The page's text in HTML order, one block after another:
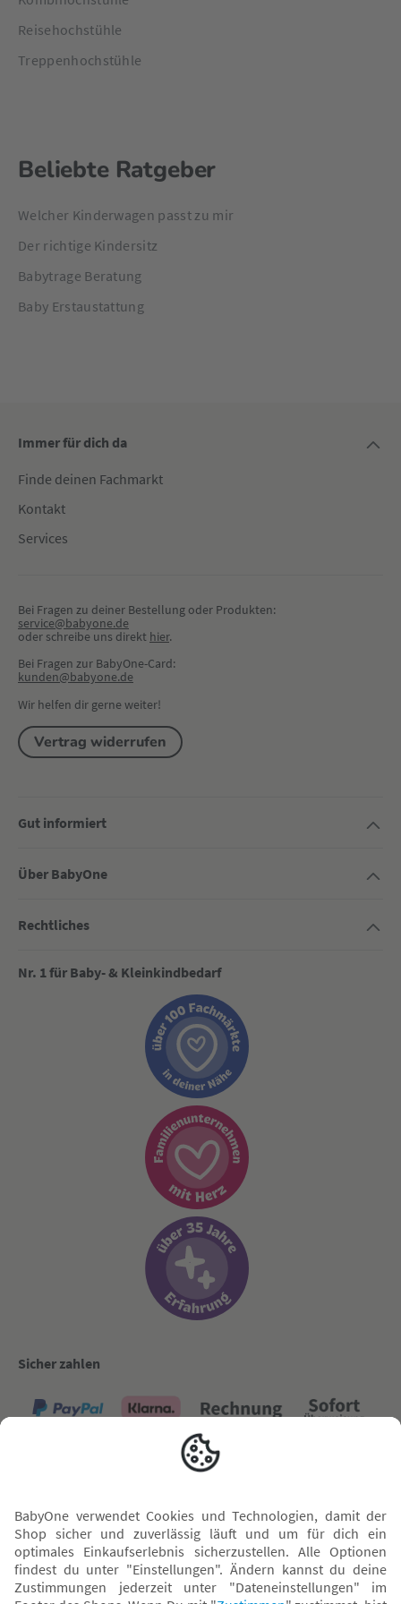
Reisehochstühle
Treppenhochstühle
Beliebte Ratgeber
Welcher Kinderwagen passt zu mir
Der richtige Kindersitz
Babytrage Beratung
Baby Erstaustattung
Immer für dich da
Finde deinen Fachmarkt
Kontakt
Services
Bei Fragen zu deiner Bestellung oder Produkten:
service@babyone.de
oder schreibe uns direkt hier.
Bei Fragen zur BabyOne-Card:
kunden@babyone.de
Wir helfen dir gerne weiter!
Vertrag widerrufen
Gut informiert
Über BabyOne
Rechtliches
Nr. 1 für Baby- & Kleinkindbedarf
Sicher zahlen
Versand mit